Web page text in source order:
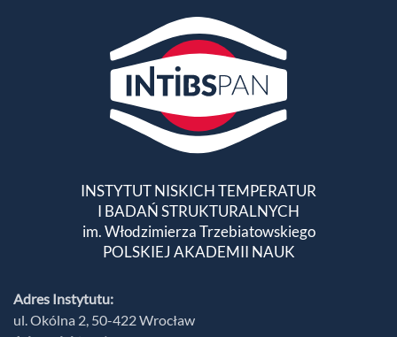
INSTYTUT NISKICH TEMPERATUR
I BADAŃ STRUKTURALNYCH
im. Włodzimierza Trzebiatowskiego
POLSKIEJ AKADEMII NAUK
Adres Instytutu:
ul. Okólna 2, 50-422 Wrocław